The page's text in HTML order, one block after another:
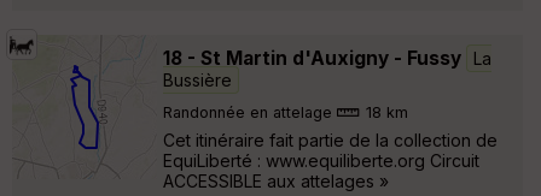
18 - St Martin d'Auxigny - Fussy
La
Bussière
Randonnée en attelage 18 km
Cet itinéraire fait partie de la collection de
EquiLiberté : www.equiliberte.org Circuit
ACCESSIBLE aux attelages »